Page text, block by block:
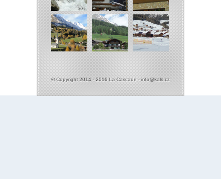
© Copyright 2014 - 2016 La Cascade -info@kals.cz